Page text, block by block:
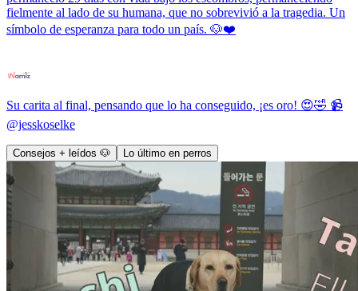
fielmente al lado de su humana, que no sobrevivió a la tragedia. Un
símbolo de esperanza para todo un país. 🐶❤️
Su carita al final, pensando que lo ha conseguido, ¡es oro! 😍🤣 📹
@jesskoselke
Consejos + leídos 🐶 Lo último en perros